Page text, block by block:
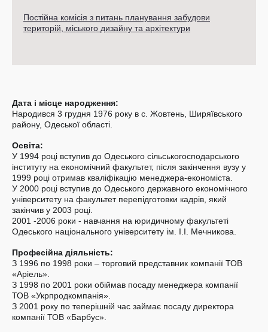
Постійна комісія з питань планування забудови
територій, міського дизайну та архітектури
Дата і місце народження:
Народився 3 грудня 1976 року в с. Жовтень, Ширяївського
району, Одеської області.
Освіта:
У 1994 році вступив до Одеського сільськогосподарського
інституту на економічний факультет, після закінчення вузу у
1999 році отримав кваліфікацію менеджера-економіста.
У 2000 році вступив до Одеського державного економічного
університету на факультет перепідготовки кадрів, який
закінчив у 2003 році.
2001 -2006 роки - навчання на юридичному факультеті
Одеського національного університету ім. І.І. Мечникова.
Професійна діяльність:
З 1996 по 1998 роки – торговий представник компанії ТОВ
«Аріель».
З 1998 по 2001 роки обіймав посаду менеджера компанії
ТОВ «Укрпродкомпанія».
З 2001 року по теперішній час займає посаду директора
компанії ТОВ «Барбус».